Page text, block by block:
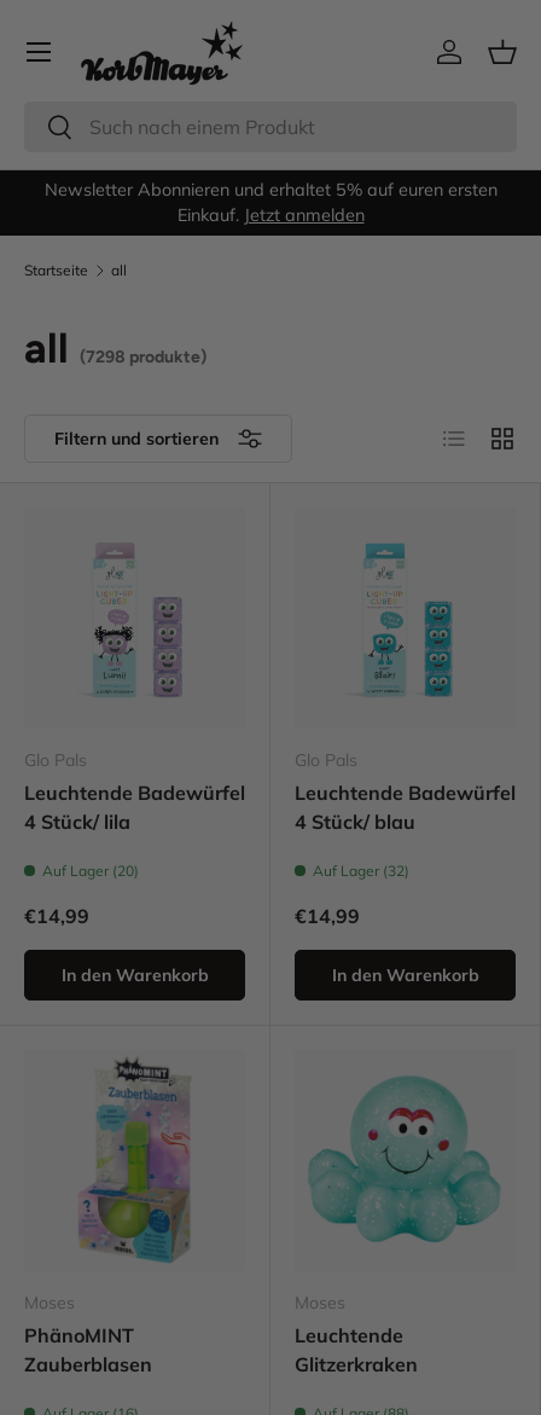
Suchen
Suchen
Einloggen
Menü
Newsletter Abonnieren und erhaltet 5% auf euren ersten
Einkauf. Jetzt anmelden
Startseite all
all (7298 produkte)
Filtern und sortieren
Glo Pals
Leuchtende Badewürfel
4 Stück/ lila
Auf Lager (20)
€14,99
In den Warenkorb
Glo Pals
Leuchtende Badewürfel
4 Stück/ blau
Auf Lager (32)
€14,99
In den Warenkorb
Moses
PhänoMINT
Zauberblasen
Moses
Leuchtende
Glitzerkraken